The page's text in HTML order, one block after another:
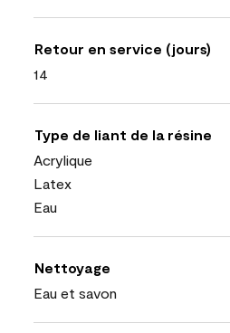
Retour en service (jours)
14
Type de liant de la résine
Acrylique
Latex
Eau
Nettoyage
Eau et savon